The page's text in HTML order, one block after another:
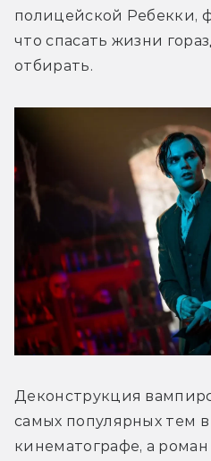
полицейской Ребекки,
что спасать жизни
отбирать.
Деконструкция
самых популярных тем
кинематографе, а